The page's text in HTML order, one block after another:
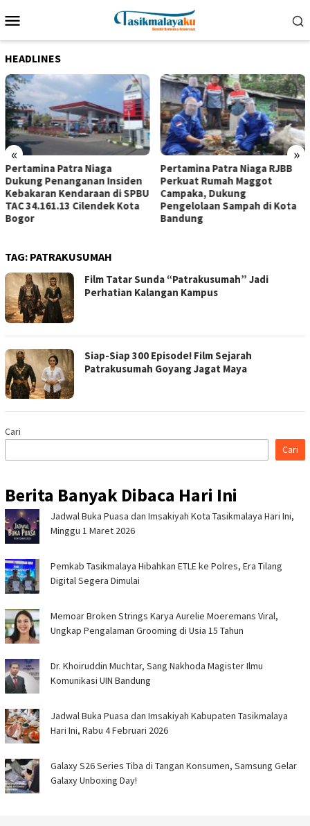
ke
Mobile
HEADLINES
« »
Pertamina Patra Niaga
Dukung Penanganan Insiden
Kebakaran Kendaraan di SPBU
TAC 34.161.13 Cilendek Kota
Bogor
Pertamina Patra Niaga RJBB
Perkuat Rumah Maggot
Campaka, Dukung
Pengelolaan Sampah di Kota
Bandung
TAG: PATRAKUSUMAH
Film Tatar Sunda “Patrakusumah” Jadi
Perhatian Kalangan Kampus
Siap-Siap 300 Episode! Film Sejarah
Patrakusumah Goyang Jagat Maya
Cari
Cari
Berita Banyak Dibaca Hari Ini
Jadwal Buka Puasa dan Imsakiyah Kota Tasikmalaya Hari Ini,
Minggu 1 Maret 2026
Pemkab Tasikmalaya Hibahkan ETLE ke Polres, Era Tilang
Digital Segera Dimulai
Memoar Broken Strings Karya Aurelie Moeremans Viral,
Ungkap Pengalaman Grooming di Usia 15 Tahun
Dr. Khoiruddin Muchtar, Sang Nakhoda Magister Ilmu
Komunikasi UIN Bandung
Jadwal Buka Puasa dan Imsakiyah Kabupaten Tasikmalaya
Hari Ini, Rabu 4 Februari 2026
Galaxy S26 Series Tiba di Tangan Konsumen, Samsung Gelar
Galaxy Unboxing Day!